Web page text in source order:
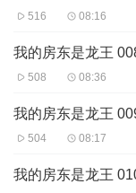
516 08:16
我的房东是龙王
508 08:36
我的房东是龙王
504 08:17
我的房东是龙王